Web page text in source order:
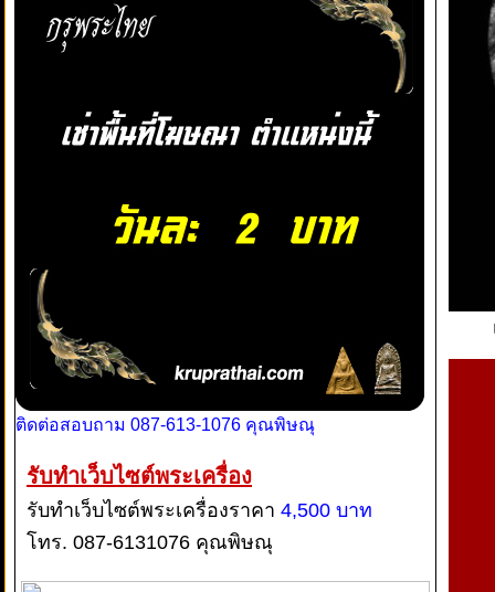
ติดต่อสอบถาม 087-613-1076 คุณพิษณุ
รับทำเว็บไซต์พระเครื่อง
รับทำเว็บไซต์พระเครื่องราคา 4,500 บาท
โทร. 087-6131076 คุณพิษณุ